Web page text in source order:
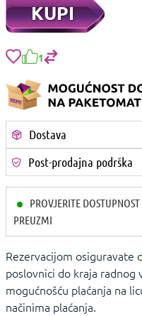
KUPI
1
Dostava
Post-prodajna podrška
PROVJERITE
PREUZMI
Rezervacijom osiguravate
poslovnici do kraja radnog
mogućnošću plaćanja na
načinima plaćanja.